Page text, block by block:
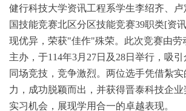
健行科技大学资讯工程系学生李绍齐、卢
国技能竞赛北区分区技能竞赛39职类[资
现优异，荣获"佳作"殊荣。此次竞赛由劳
主办，于114年3月 27日及 28日 举行，吸
同场竞技，竞争激烈。两位选手凭借紮实
力 ，成功脱颖而出，并获得晋泰科技企业
实习机会 ，展现学用合一的卓越表现。